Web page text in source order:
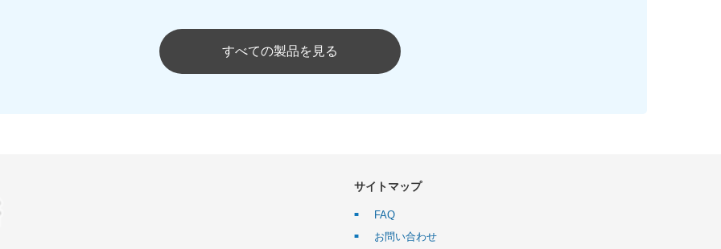
すべての製品を見る
サイトマップ
FAQ
お問い合わせ